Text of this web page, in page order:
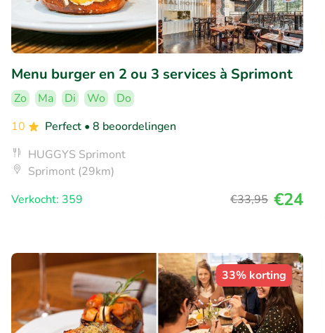
Menu burger en 2 ou 3 services à Sprimont
Zo Ma Di Wo
Do
10
Perfect • 8 beoordelingen
HUGGYS Sprimont
Sprimont (29km)
Verkocht: 359
€33,95 €24
33% korting